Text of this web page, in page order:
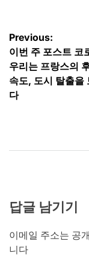
글
탐
색
Previous:
이번 주 포스트 코
우리는 프랑스의
속도, 도시 탈출을
다
답글 남기기
이메일 주소는 공
니다